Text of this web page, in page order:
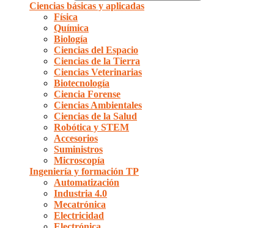
Ciencias básicas y aplicadas
Física
Química
Biología
Ciencias del Espacio
Ciencias de la Tierra
Ciencias Veterinarias
Biotecnología
Ciencia Forense
Ciencias Ambientales
Ciencias de la Salud
Robótica y STEM
Accesorios
Suministros
Microscopía
Ingeniería y formación TP
Automatización
Industria 4.0
Mecatrónica
Electricidad